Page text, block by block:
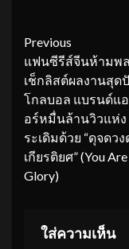
Continue
Reading
Previous
แฟนซีรีส์จีนห้ามพ
เช็กลิสต์ผลงานสุด
โกลบอล แบรนด์แ
อร์หมื่นล้านวิวแห่ง
ระเดิมด้วย “ดุจดวง
เกียรติยศ” (You
Glory)
ใส่ความเห็น